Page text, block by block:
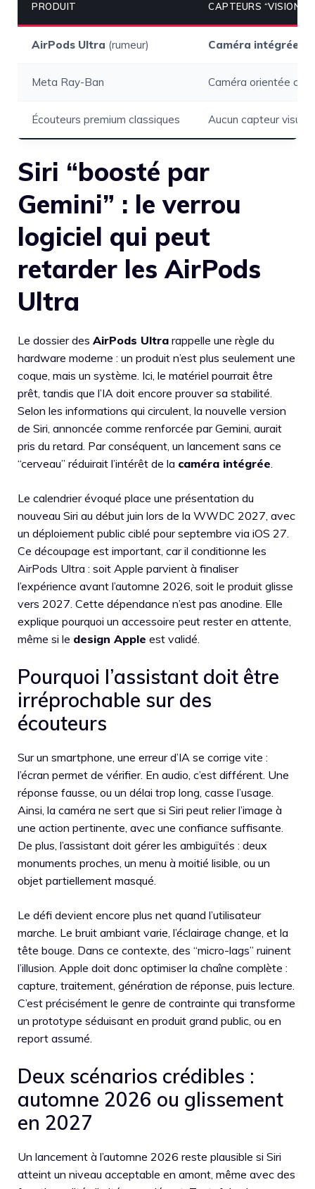
PRODUIT CAPTEURS “VISION”
AirPods Ultra (rumeur) Caméra intégrée
Meta Ray-Ban Caméra orientée
Écouteurs premium classiques Aucun capteur visuel
Siri “boosté par
Gemini” : le verrou
logiciel qui peut
retarder les AirPods
Ultra
Le dossier des AirPods Ultra rappelle une règle du
hardware moderne : un produit n’est plus seulement une
coque, mais un système. Ici, le matériel pourrait être
prêt, tandis que l’IA doit encore prouver sa stabilité.
Selon les informations qui circulent, la nouvelle version
de Siri, annoncée comme renforcée par Gemini, aurait
pris du retard. Par conséquent, un lancement sans ce
“cerveau” réduirait l’intérêt de la caméra intégrée
Le calendrier évoqué place une présentation du
nouveau Siri au début juin lors de la WWDC 2027, avec
un déploiement public ciblé pour septembre via iOS 27.
Ce découpage est important, car il conditionne les
AirPods Ultra : soit Apple parvient à finaliser
l’expérience avant l’automne 2026, soit le produit glisse
vers 2027. Cette dépendance n’est pas anodine. Elle
explique pourquoi un accessoire peut rester en attente,
même si le design Apple est validé.
Pourquoi l’assistant doit être
irréprochable sur des
écouteurs
Sur un smartphone, une erreur d’IA se corrige vite :
l’écran permet de vérifier. En audio, c’est différent. Une
réponse fausse, ou un délai trop long, casse l’usage.
Ainsi, la caméra ne sert que si Siri peut relier l’image à
une action pertinente, avec une confiance suffisante.
De plus, l’assistant doit gérer les ambiguïtés : deux
monuments proches, un menu à moitié lisible, ou un
objet partiellement masqué.
Le défi devient encore plus net quand l’utilisateur
marche. Le bruit ambiant varie, l’éclairage change, et la
tête bouge. Dans ce contexte, des “micro-lags” ruinent
l’illusion. Apple doit donc optimiser la chaîne complète :
capture, traitement, génération de réponse, puis lecture.
C’est précisément le genre de contrainte qui transforme
un prototype séduisant en produit grand public, ou en
report assumé.
Deux scénarios crédibles :
automne 2026 ou glissement
en 2027
Un lancement à l’automne 2026 reste plausible si Siri
atteint un niveau acceptable en amont, même avec des